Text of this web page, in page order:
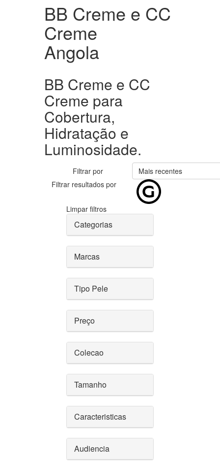
BB Creme e CC
Creme
Angola
BB Creme e CC
Creme para
Cobertura,
Hidratação e
Luminosidade.
Filtrar por
Mais recentes
Filtrar resultados por
Limpar filtros
Categorias
Marcas
Tipo Pele
Preço
Colecao
Tamanho
Caracteristicas
Audiencia